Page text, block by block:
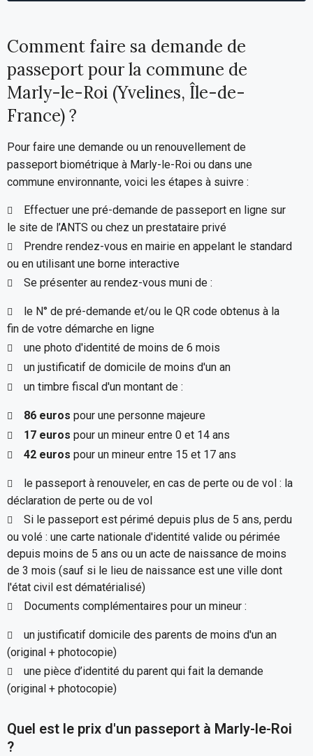
Comment faire sa demande de
passeport pour la commune de
Marly-le-Roi (Yvelines, Île-de-
France) ?
Pour faire une demande ou un renouvellement de
passeport biométrique à Marly-le-Roi ou dans une
commune environnante, voici les étapes à suivre :
Effectuer une pré-demande de passeport en ligne sur
le site de l’ANTS ou chez un prestataire privé
Prendre rendez-vous en mairie en appelant le standard
ou en utilisant une borne interactive
Se présenter au rendez-vous muni de :
le N° de pré-demande et/ou le QR code obtenus à la
fin de votre démarche en ligne
une photo d'identité de moins de 6 mois
un justificatif de domicile de moins d'un an
un timbre fiscal d'un montant de :
86 euros pour une personne majeure
17 euros pour un mineur entre 0 et 14 ans
42 euros pour un mineur entre 15 et 17 ans
le passeport à renouveler, en cas de perte ou de vol : la
déclaration de perte ou de vol
Si le passeport est périmé depuis plus de 5 ans, perdu
ou volé : une carte nationale d'identité valide ou périmée
depuis moins de 5 ans ou un acte de naissance de moins
de 3 mois (sauf si le lieu de naissance est une ville dont
l'état civil est dématérialisé)
Documents complémentaires pour un mineur :
un justificatif domicile des parents de moins d'un an
(original + photocopie)
une pièce d’identité du parent qui fait la demande
(original + photocopie)
Quel est le prix d'un passeport à Marly-le-Roi
?